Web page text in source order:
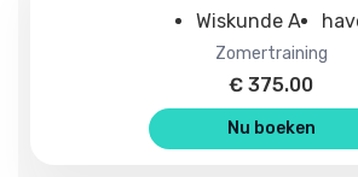
Wiskunde A
zomertraining
€ 375.00
Nu boeken